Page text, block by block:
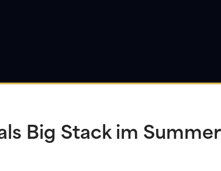
Big Stack im Summer